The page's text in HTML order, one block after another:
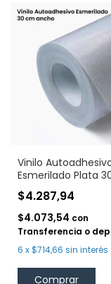
Vinilo
Esmerilado Plata
$4.287,94
$4.073,54 con
Transferencia o
6 x$714,66 sin interés